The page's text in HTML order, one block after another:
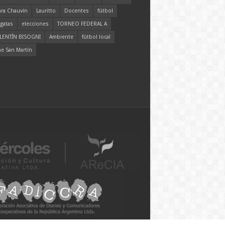
Chauvín
Lauritto Docentes
fútbol
elecciones
TORNEO FEDERAL A
BISOGNI
Ambiente
fútbol local
San Martín